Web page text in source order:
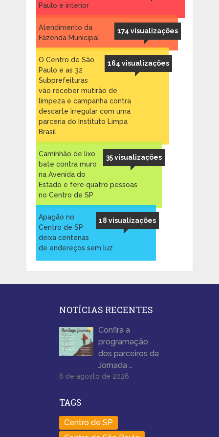
Paulo e interior
174 visualizações
Atendimento da
Fazenda Municipal
164 visualizações
O Centro de São
Paulo e as 32
Subprefeituras
vão receber mutirão de
limpeza e campanha contra
descarte irregular com uma
parceria do Instituto Limpa
Brasil
35 visualizações
Caminhão de lixo
bate contra muro
na Avenida do
Estado e fere quatro pessoas
no Centro de SP
18 visualizações
Apagão no
Centro de SP
deixa centenas
de endereços sem luz
NOTÍCIAS RECENTES
Confira a
programação
dos parceiros da
Jornada …
6 de agosto de 2026
TAGS
Centro de SP